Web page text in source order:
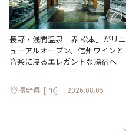
長野・浅間温泉「界 松本」がリニ
ューアルオープン。信州ワインと
音楽に浸るエレガントな湯宿へ
長野県 [PR] 2026.08.05